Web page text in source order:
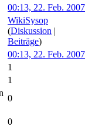
00:13, 22. Feb. 2007
WikiSysop
(Diskussion |
Beiträge)
00:13, 22. Feb. 2007
1
1
0
0